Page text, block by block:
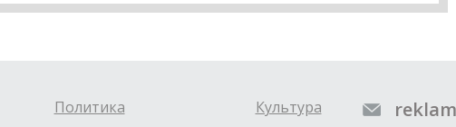
Политика Культура